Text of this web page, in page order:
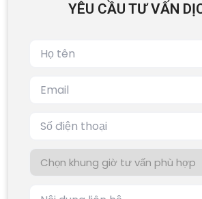
YÊU CẦU TƯ VẤN